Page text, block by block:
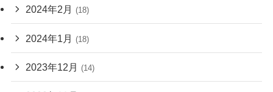
2024年2月 (18)
2024年1月 (18)
2023年12月 (14)